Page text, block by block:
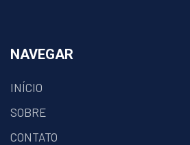
NAVEGAR
INÍCIO
SOBRE
CONTATO